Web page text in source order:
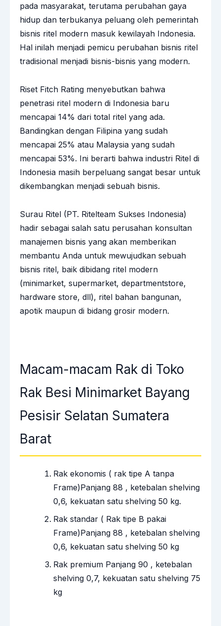
pada masyarakat, terutama perubahan gaya
hidup dan terbukanya peluang oleh pemerintah
bisnis ritel modern masuk kewilayah Indonesia.
Hal inilah menjadi pemicu perubahan bisnis ritel
tradisional menjadi bisnis-bisnis yang modern.
Riset Fitch Rating menyebutkan bahwa
penetrasi ritel modern di Indonesia baru
mencapai 14% dari total ritel yang ada.
Bandingkan dengan Filipina yang sudah
mencapai 25% atau Malaysia yang sudah
mencapai 53%. Ini berarti bahwa industri Ritel di
Indonesia masih berpeluang sangat besar untuk
dikembangkan menjadi sebuah bisnis.
Surau Ritel (PT. Ritelteam Sukses Indonesia)
hadir sebagai salah satu perusahan konsultan
manajemen bisnis yang akan memberikan
membantu Anda untuk mewujudkan sebuah
bisnis ritel, baik dibidang ritel modern
(minimarket, supermarket, departmentstore,
hardware store, dll), ritel bahan bangunan,
apotik maupun di bidang grosir modern.
Macam-macam Rak di Toko
Rak Besi Minimarket Bayang
Pesisir Selatan Sumatera
Barat
Rak ekonomis ( rak tipe A tanpa
Frame)Panjang 88 , ketebalan shelving
0,6, kekuatan satu shelving 50 kg.
Rak standar ( Rak tipe B pakai
Frame)Panjang 88 , ketebalan shelving
0,6, kekuatan satu shelving 50 kg
Rak premium Panjang 90 , ketebalan
shelving 0,7, kekuatan satu shelving 75
kg